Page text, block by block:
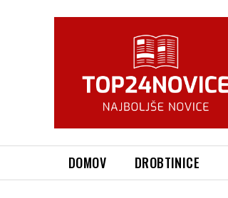
DOMOV DROBTINICE